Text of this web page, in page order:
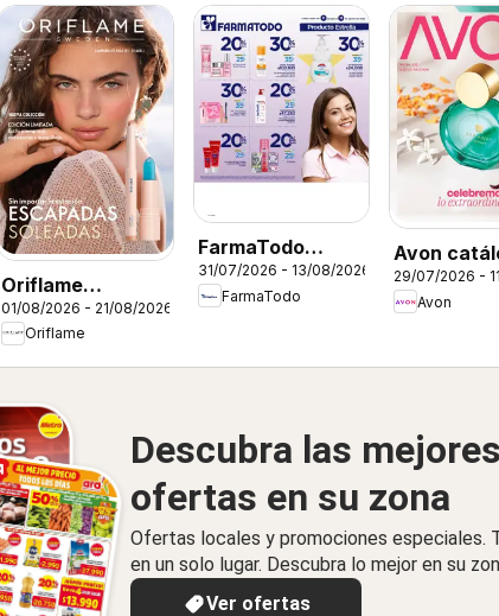
Oriflame
catálogo 11
01/08/2026 - 21/08/2026
Oriflame
FarmaTodo
catálogo
31/07/2026 - 13/08/2026
FarmaTodo
Avon
ciclo 12
29/07/2026 -
Avon
Descubra las mejores
ofertas en su zona
Ofertas locales y promociones especiales.
en un solo lugar. Descubra lo mejor en su
Ver ofertas